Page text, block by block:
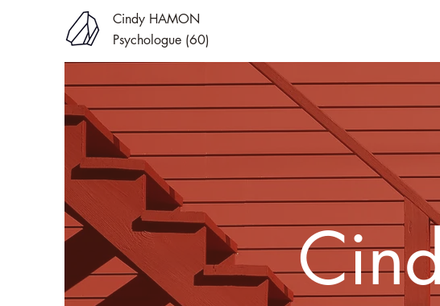
Cindy HAMON
Psychologue (60)